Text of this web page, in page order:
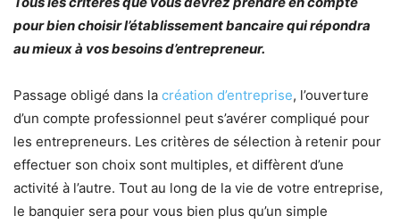
pour bien choisir l’établissement bancaire qui répondra
au mieux à vos besoins d’entrepreneur.
Passage obligé dans la création d’entreprise, l’ouverture
d’un compte professionnel peut s’avérer compliqué pour
les entrepreneurs. Les critères de sélection à retenir pour
effectuer son choix sont multiples, et diffèrent d’une
activité à l’autre. Tout au long de la vie de votre entreprise,
le banquier sera pour vous bien plus qu’un simple